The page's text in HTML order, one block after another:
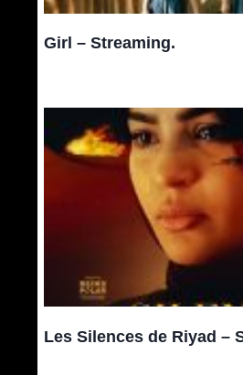
Girl – Streaming.
Les Silences de Riyad –